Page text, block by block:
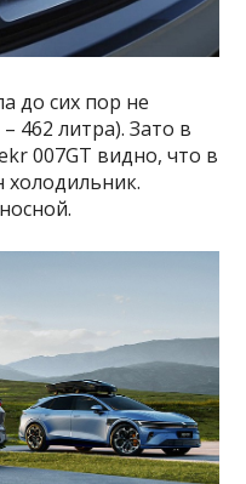
до сих пор не
462 литра). Зато в
007GT видно, что в
холодильник.